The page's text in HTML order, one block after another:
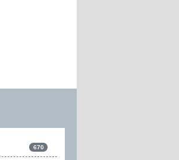
670